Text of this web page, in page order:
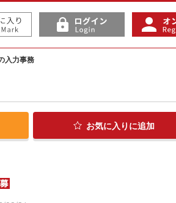
入力事務
お気に入り に追加